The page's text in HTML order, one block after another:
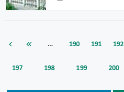
… 190 191 192
197 198 199 200